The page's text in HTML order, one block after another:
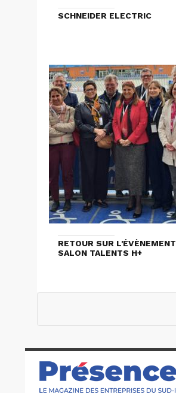
SCHNEIDER ELECTRIC
RETOUR SUR L'ÉVÈNEMENT
SALON TALENTS H+